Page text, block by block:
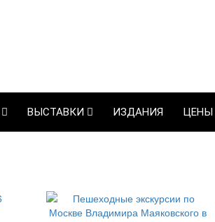
ВЫСТАВКИ ИЗДАНИЯ ЦЕНЫ